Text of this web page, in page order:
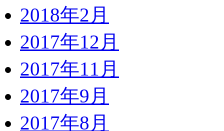
2018年2月
2017年12月
2017年11月
2017年9月
2017年8月